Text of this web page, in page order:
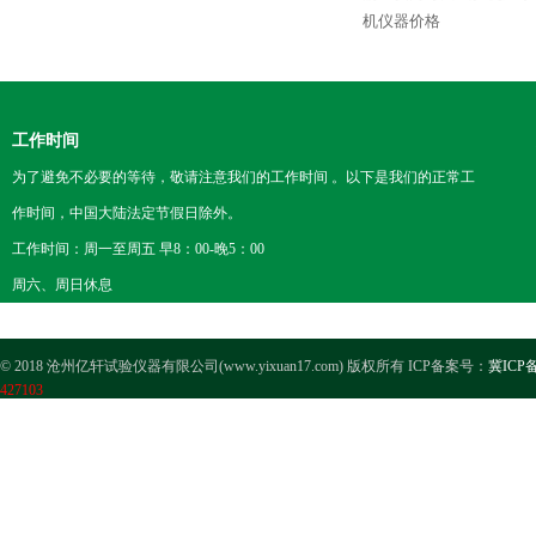
机仪器价格
工作时间
为了避免不必要的等待，敬请注意我们的工作时间 。以下是我们的正常工
作时间，中国大陆法定节假日除外。
工作时间：周一至周五 早8：00-晚5：00
周六、周日休息
© 2018 沧州亿轩试验仪器有限公司(www.yixuan17.com) 版权所有 ICP备案号： 冀ICP
427103